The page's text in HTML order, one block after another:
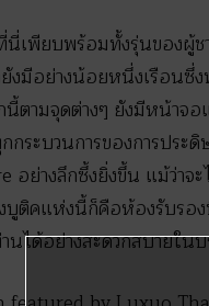
เพียบพร้อมทั้งรุ่นของผู้
มีอย่างน้อยหนึ่งเรือนซึ่ง
นี้ตามจุดต่างๆ ยังมีหน้าจ
ระบวนการของการประ
อย่างลึกซึ้งยิ่งขึ้น แม้ว่าจ
บูติคแห่งนี้ก็คือห้องรับรอ
นได้อย่างสะดวกสบายใน